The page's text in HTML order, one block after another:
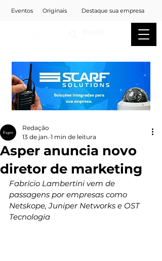
Eventos Originais Destaque sua empresa
Asper anuncia novo
diretor de marketing
Redação
13 de jan. 1 min de leitura
Fabrício Lambertini vem de
passagens por empresas como
Netskope, Juniper Networks e OST
Tecnologia